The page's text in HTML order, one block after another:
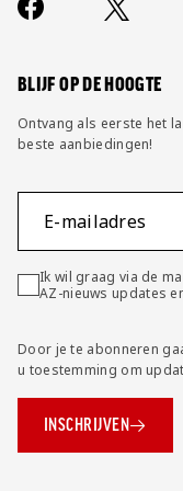
FAQ
Socials
https:// X
BLIJF OP DE HOOGTE
Ontvang als eerste het
beste aanbiedingen!
E-mailadres
Ik wil graag via de
AZ-nieuws updates
Door je te abonneren
u toestemming om
INSCHRIJVEN